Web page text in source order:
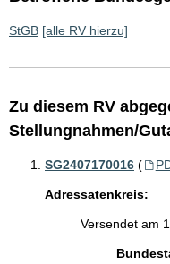
StGB [alle RV hierzu]
Zu diesem RV
Stellungnahmen/
SG2407170016 (
Adressatenkreis:
Versendet am